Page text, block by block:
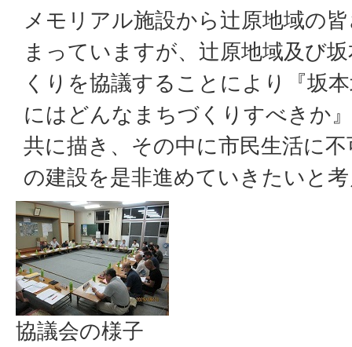
メモリアル施設から辻原地域の
まっていますが、辻原地域及び
くりを協議することにより『坂
にはどんなまちづくりすべきか
共に描き、その中に市民生活に
の建設を是非進めていきたいと
協議会の様子